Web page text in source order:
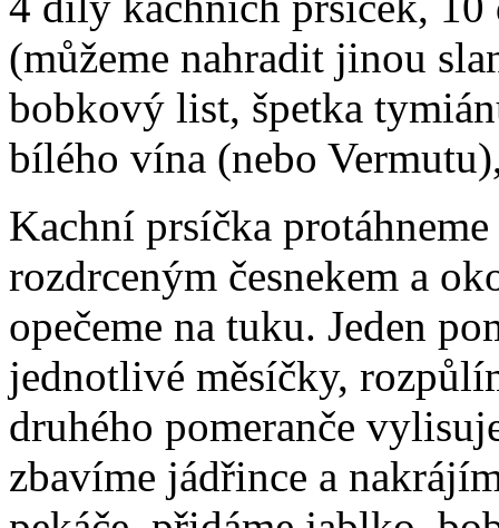
(můžeme nahradit jinou
bobkový list, špetka
bílého vína (nebo
Kachní prsíčka
rozdrceným česnekem a
opečeme na tuku. Jeden
jednotlivé měsíčky,
druhého pomeranče
zbavíme jádřince a